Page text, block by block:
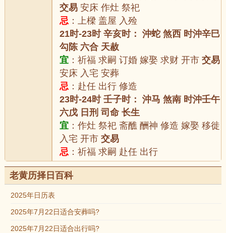
交易 安床 作灶 祭祀
忌 ：上樑 盖屋 入殓
21时-23时 辛亥时： 沖蛇 煞西 时沖辛巳
勾陈 六合 天赦
宜 ：祈福 求嗣 订婚 嫁娶 求财 开市交易
安床 入宅 安葬
忌 ：赴任 出行 修造
23时-24时 壬子时： 沖马 煞南 时沖壬午
六戊 日刑 司命 长生
宜 ：作灶 祭祀 斋醮 酬神 修造 嫁娶 移徙
入宅 开市交易
忌 ：祈福 求嗣 赴任 出行
老黄历择日百科
2025年日历表
2025年7月22日适合安葬吗?
2025年7月22日适合出行吗?